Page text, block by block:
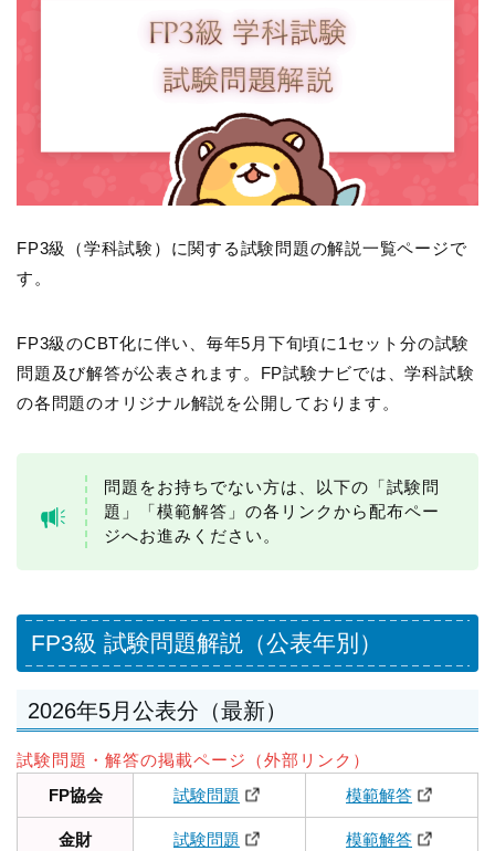
FP3級（学科試験）に関する試験問題の解説一覧ページで
す。
FP3級のCBT化に伴い、毎年5月下旬頃に1セット分の試験
問題及び解答が公表されます。FP試験ナビでは、学科試験
の各問題のオリジナル解説を公開しております。
問題をお持ちでない方は、以下の「試験問
題」「模範解答」の各リンクから配布ペー
ジへお進みください。
FP3級 試験問題解説（公表年別）
2026年5月公表分（最新）
試験問題・解答の掲載ページ（外部リンク）
FP協会
試験問題 模範解答
金財 試験問題 模範解答